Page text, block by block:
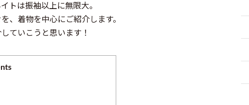
トは振袖以上に無限大。
、着物を中心にご紹介します。
ていこうと思います！